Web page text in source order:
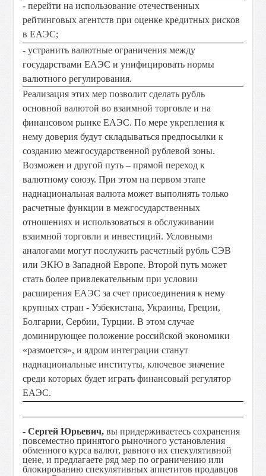
- перейти на использование отечественных
рейтинговых агентств при оценке кредитных рисков
в ЕАЭС;
- устранить валютные ограничения между
государствами ЕАЭС и унифицировать нормы
валютного регулирования.
Реализация этих мер позволит сделать рубль
основной валютой во взаимной торговле и на
финансовом рынке ЕАЭС. По мере укрепления к
нему доверия будут складываться предпосылки к
созданию межгосударственной рублевой зоны.
Возможен и другой путь – прямой переход к
валютному союзу. При этом на первом этапе
наднациональная валюта может выполнять только
расчетные функции в межгосударственных
отношениях и использоваться в обслуживании
взаимной торговли и инвестиций. Условными
аналогами могут послужить расчетный рубль СЭВ
или ЭКЮ в Западной Европе. Второй путь может
стать более привлекательным при условии
расширения ЕАЭС за счет присоединения к нему
крупных стран - Узбекистана, Украины, Греции,
Болгарии, Сербии, Турции. В этом случае
доминирующее положение российской экономики
«размоется», и ядром интеграции станут
наднациональные институты, ключевое значение
среди которых будет играть финансовый регулятор
ЕАЭС.
- Сергей Юрьевич, вы придерживаетесь сохранения
повсеместно принятого рыночного установления
обменного курса валют, равного их спекулятивной
цене, и предлагаете ряд мер по ограничению или
блокированию спекулятивных аппетитов продавцов